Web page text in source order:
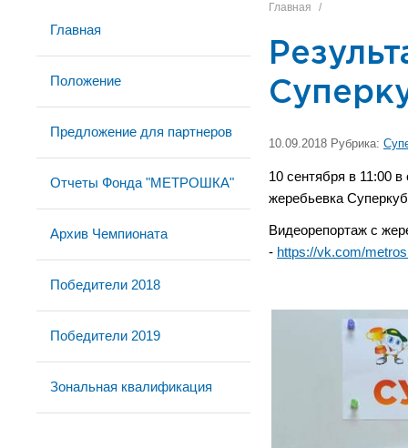
Главная
Положение
Предложение для партнеров
Отчеты Фонда "МЕТРОШКА"
Архив Чемпионата
Победители 2018
Победители 2019
Зональная квалификация
Главная /
10.09.2018 Рубрика:
10 сентября в 11:00
жеребьевка
Видеорепортаж с
- https://vk.com/